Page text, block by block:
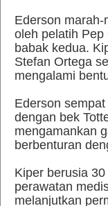
Ederson
oleh pelatih Pep
babak kedua.
Stefan Ortega
mengalami
Ederson
dengan bek
mengamankan
berbenturan
Kiper berusia
perawatan
melanjutkan